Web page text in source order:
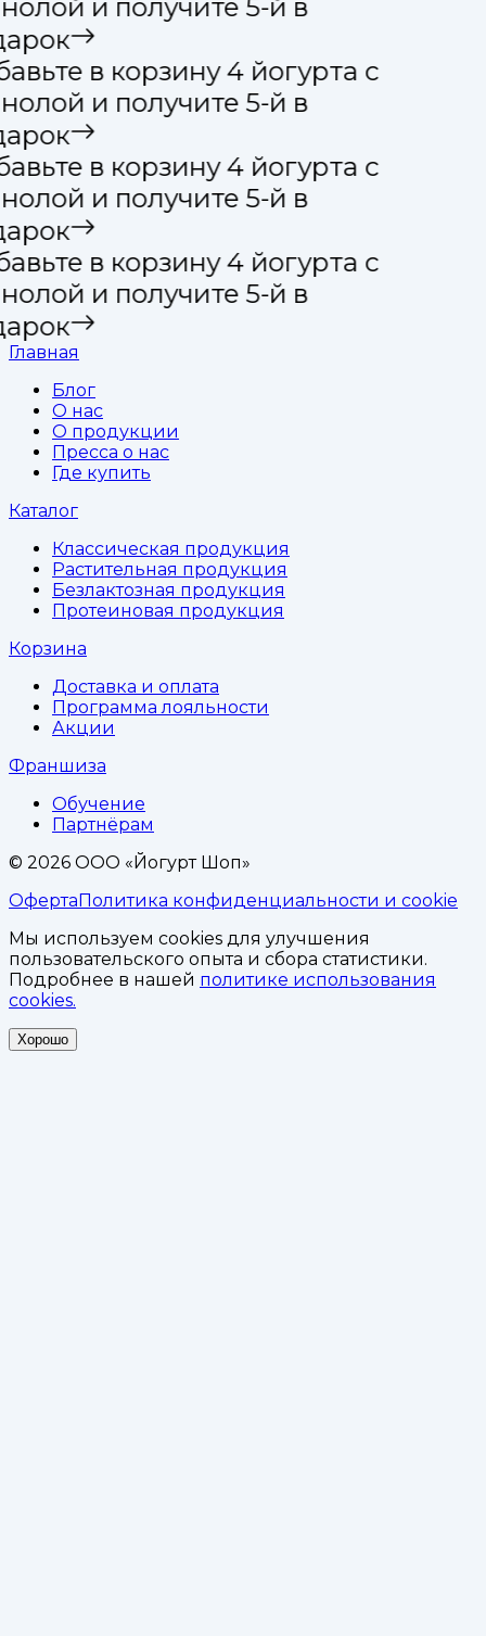
и получите 5-й в
в корзину 4 йогурта с
и получите 5-й в
в корзину 4 йогурта с
и получите 5-й в
в корзину 4 йогурта с
и получите 5-й в
Главная
Блог
О нас
О продукции
Пресса о нас
Где купить
Каталог
Классическая продукция
Растительная продукция
Безлактозная продукция
Протеиновая продукция
Корзина
Доставка и оплата
Программа лояльности
Акции
Франшиза
Обучение
Партнёрам
© 2026 ООО «Йогурт Шоп»
ОфертаПолитика конфиденциальности и cookie
Мы используем cookies для улучшения
пользовательского опыта и сбора статистики.
Подробнее в нашей политике использования
cookies.
Хорошо